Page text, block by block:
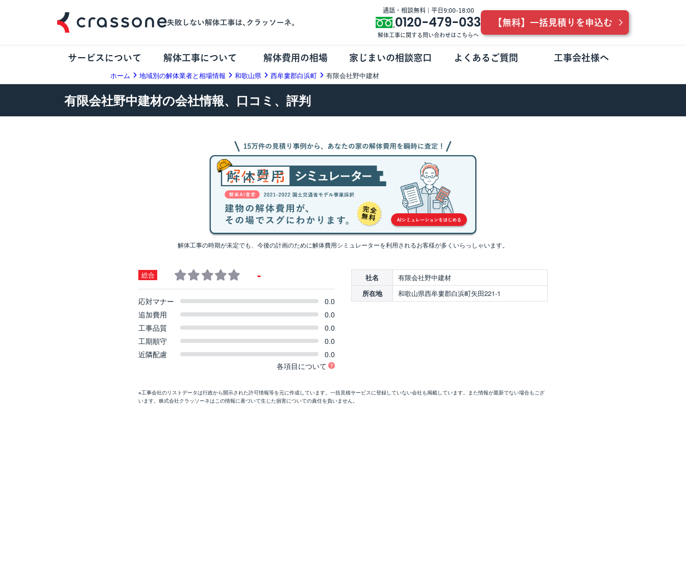
通話・相談無料 | 平日9:00-18:00
0120-479-033
解体工事に関する問い合わせはこちらへ
【無料】一括見積りを申込む
サービスについて 解体工事について 解体費用の相場 家じまいの相談窓口 よくあるご質問 工事会社様へ
ホーム 地域別の解体業者と相場情報 和歌山県 西牟婁郡白浜町 有限会社野中建材
有限会社野中建材の会社情報、口コミ、評判
解体工事の時期が未定でも、今後の計画のために解体費用シミュレーターを利用されるお客様が多くいらっしゃいます。
総合 -
応対マナー
0.0
追加費用
0.0
工事品質
0.0
工期順守
0.0
近隣配慮
0.0
各項目について
社名 有限会社野中建材
所在地 和歌山県西牟婁郡白浜町矢田221-1
※工事会社のリストデータは行政から開示された許可情報等を元に作成しています。一括見積サービスに登録していない会社も掲載しています。また情報が最新でない場合もござ
います。株式会社クラッソーネはこの情報に基づいて生じた損害についての責任を負いません。